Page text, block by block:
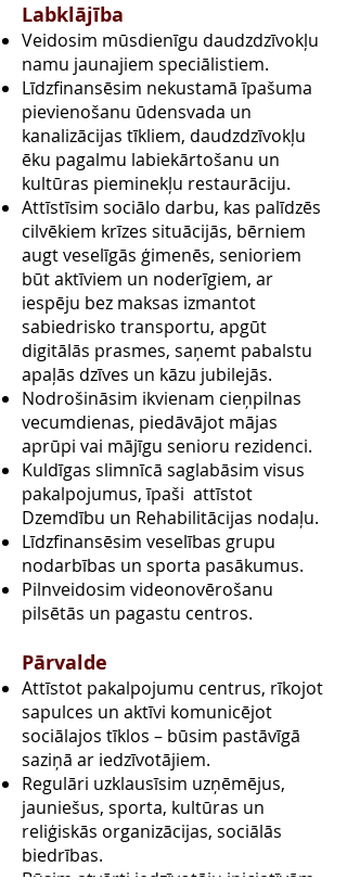
Labklājība
Veidosim mūsdienīgu daudzdzīvokļu
namu jaunajiem speciālistiem.
Līdzfinansēsim nekustamā īpašuma
pievienošanu ūdensvada un
kanalizācijas tīkliem, daudzdzīvokļu
ēku pagalmu labiekārtošanu un
kultūras pieminekļu restaurāciju.
Attīstīsim sociālo darbu, kas palīdzēs
cilvēkiem krīzes situācijās, bērniem
augt veselīgās ģimenēs, senioriem
būt aktīviem un noderīgiem, ar
iespēju bez maksas izmantot
sabiedrisko transportu, apgūt
digitālās prasmes, saņemt pabalstu
apaļās dzīves un kāzu jubilejās.
Nodrošināsim ikvienam cieņpilnas
vecumdienas, piedāvājot mājas
aprūpi vai mājīgu senioru rezidenci.
Kuldīgas slimnīcā saglabāsim visus
pakalpojumus, īpaši attīstot
Dzemdību un Rehabilitācijas nodaļu.
Līdzfinansēsim veselības grupu
nodarbības un sporta pasākumus.
Pilnveidosim videonovērošanu
pilsētās un pagastu centros.
Pārvalde
Attīstot pakalpojumu centrus, rīkojot
sapulces un aktīvi komunicējot
sociālajos tīklos – būsim pastāvīgā
saziņā ar iedzīvotājiem.
Regulāri uzklausīsim uzņēmējus,
jauniešus, sporta, kultūras un
reliģiskās organizācijas, sociālās
biedrības.
Būsim atvērti iedzīvotāju iniciatīvām,